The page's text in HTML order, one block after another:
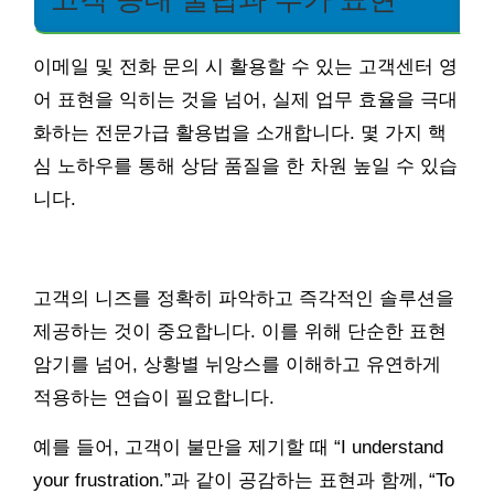
이메일 및 전화 문의 시 활용할 수 있는 고객센터 영
어 표현을 익히는 것을 넘어, 실제 업무 효율을 극대
화하는 전문가급 활용법을 소개합니다. 몇 가지 핵
심 노하우를 통해 상담 품질을 한 차원 높일 수 있습
니다.
고객의 니즈를 정확히 파악하고 즉각적인 솔루션을
제공하는 것이 중요합니다. 이를 위해 단순한 표현
암기를 넘어, 상황별 뉘앙스를 이해하고 유연하게
적용하는 연습이 필요합니다.
예를 들어, 고객이 불만을 제기할 때 “I understand
your frustration.”과 같이 공감하는 표현과 함께, “To